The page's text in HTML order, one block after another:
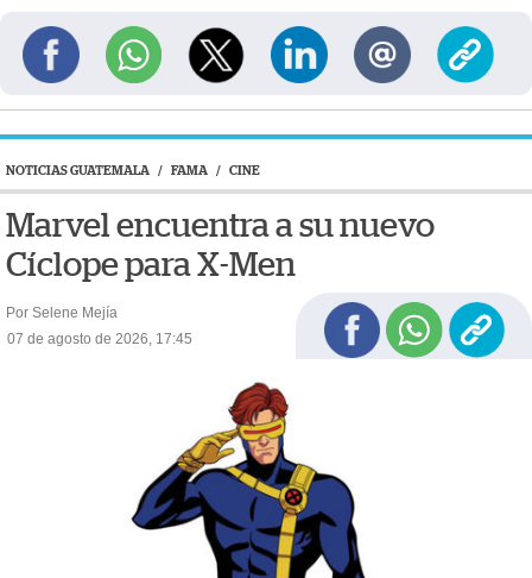
NOTICIAS GUATEMALA / FAMA / CINE
Marvel encuentra a su nuevo
Cíclope para X-Men
Por Selene Mejía
07 de agosto de 2026, 17:45